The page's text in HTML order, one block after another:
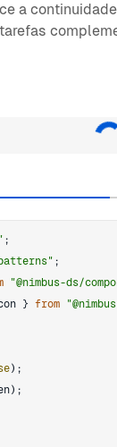
a
;
;
"@nimbus-ds/
} from
) ;
) ;